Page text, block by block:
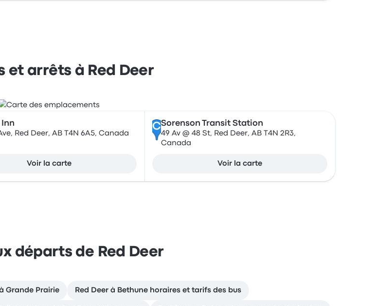
et arrêts à Red Deer
Red Deer, AB T4N 6A5, Canada
Voir la carte
CSorenson Transit Station
49 Av @ 48 St, Red Deer, AB T4N 2R3,
Canada
Voir la carte
départs de Red Deer
Grande Prairie Red Deer à Bethune horaires et tarifs des bus